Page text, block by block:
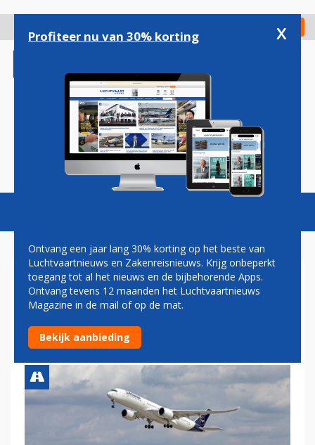
gaan
Check in
Magazine Podcasts Vacatures
DRONE GESPOT BIJ
LUCHTHAVEN MÜNCHEN:
VLIEGVERKEER WEER HERVAT
Profiteer nu van 30% korting x
Ontvang een jaar lang 30% korting op het beste van
Luchtvaartnieuws en Zakenreisnieuws. Krijg onbeperkt
toegang tot al het nieuws en de bijbehorende Apps.
Ontvang tevens 12 maanden het Luchtvaartnieuws
Magazine in de mail of op de mat.
Bekijk aanbieding